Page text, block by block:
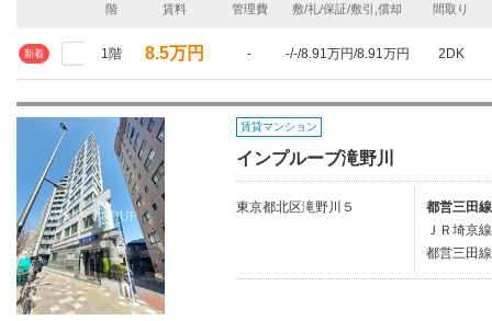
階 賃料 管理費 敷/礼/保証/敷引,償却 間取り
新着 1階 8.5万円 - -/-/8.91万円/8.91万円 2DK
賃貸マンション
インプルーブ滝野川
東京都北区滝野川５
都営三田
ＪＲ埼京
都営三田